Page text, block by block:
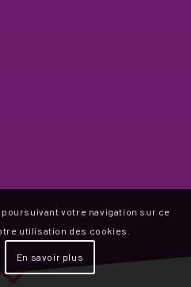
votre navigation sur ce
utilisation des cookies.
En savoir plus